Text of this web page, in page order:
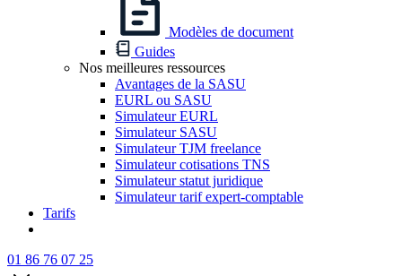
Modèles de document
Guides
Nos meilleures ressources
Avantages de la SASU
EURL ou SASU
Simulateur EURL
Simulateur SASU
Simulateur TJM freelance
Simulateur cotisations TNS
Simulateur statut juridique
Simulateur tarif expert-comptable
Tarifs
01 86 76 07 25